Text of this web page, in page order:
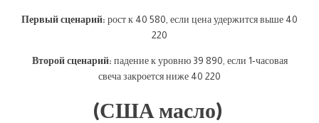
Первый сценарий: рост к 40 580, если цена удержится выше 40
220
Второй сценарий: падение к уровню 39 890, если 1-часовая
свеча закроется ниже 40 220
(США масло)